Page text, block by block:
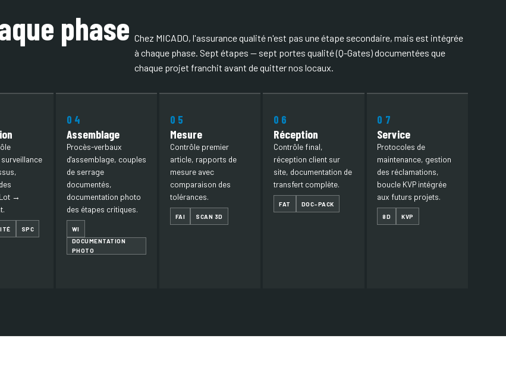
phase Chez MICADO, l'assurance qualité n'est pas une étape secondaire, mais est intégrée
à chaque phase. Sept étapes — sept portes qualité (Q-Gates) documentées que
chaque projet franchit avant de quitter nos locaux.
→
SPC
04
Assemblage
Procès-verbaux
d'assemblage, couples
de serrage
documentés,
documentation photo
des étapes critiques.
WI
DOCUMENTATION
PHOTO
05
Mesure
Contrôle premier
article, rapports de
mesure avec
comparaison des
tolérances.
FAI SCAN 3D
06
Réception
Contrôle final,
réception client sur
site, documentation de
transfert complète.
FAT DOC-PACK
07
Service
Protocoles de
maintenance, gestion
des réclamations,
boucle KVP intégrée
aux futurs projets.
8D KVP